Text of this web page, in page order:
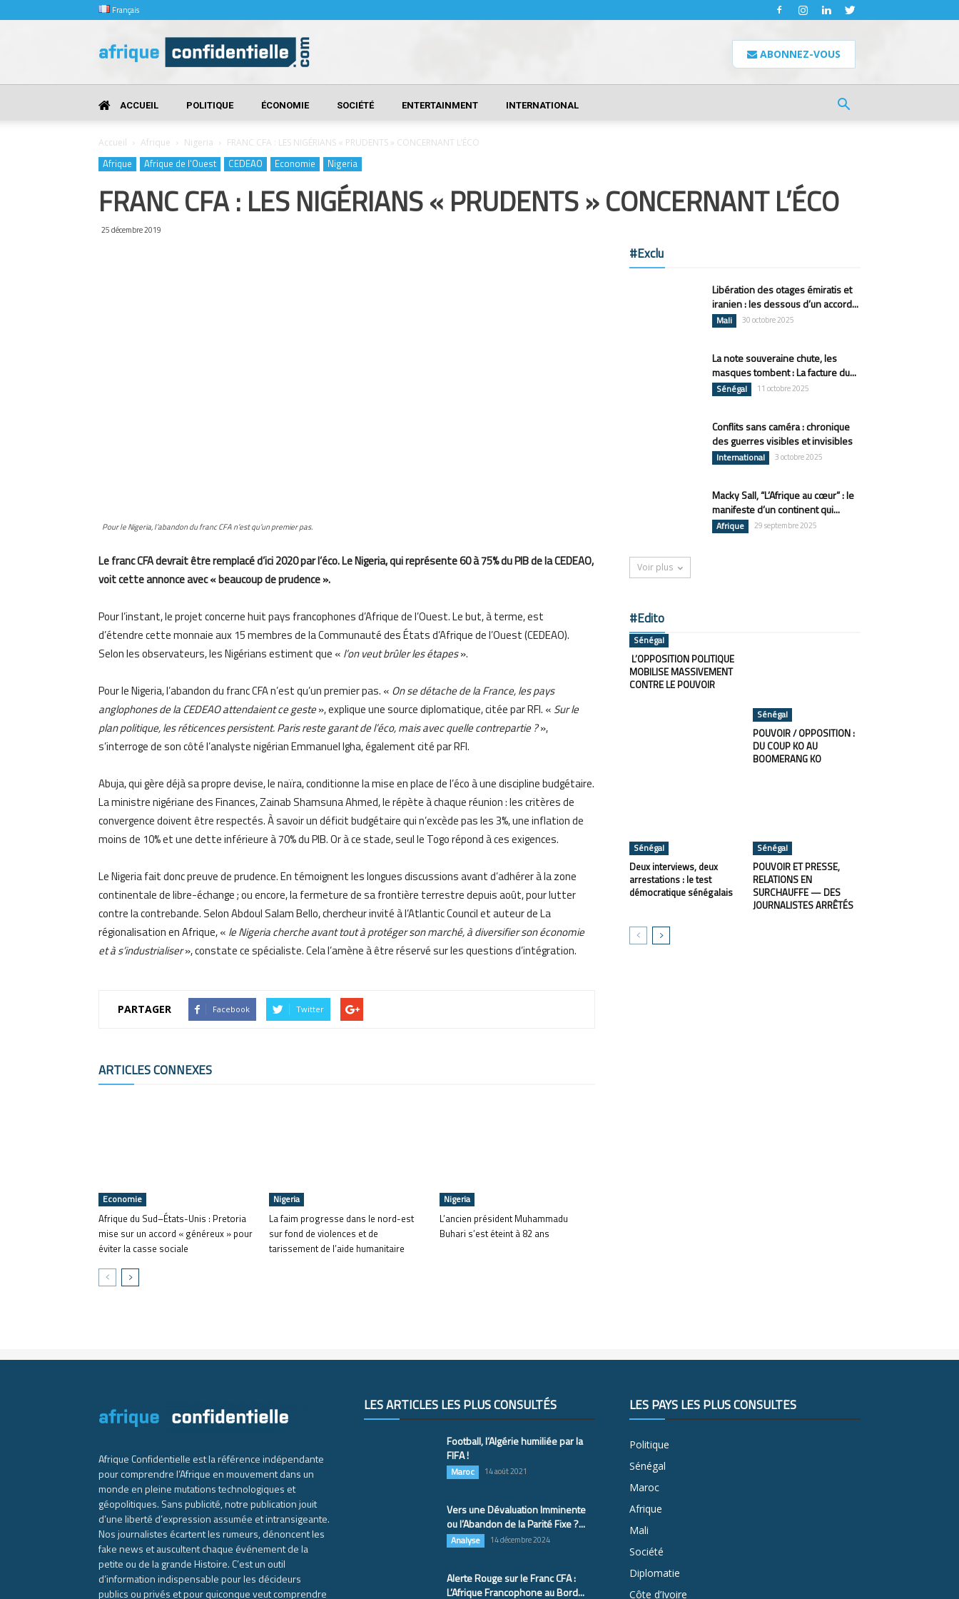
Français
Confidentielle
ABONNEZ-VOUS
ACCUEIL POLITIQUE ÉCONOMIE SOCIÉTÉ ENTERTAINMENT INTERNATIONAL
Accueil Afrique Nigeria FRANC CFA : LES NIGÉRIANS « PRUDENTS » CONCERNANT L’ÉCO
Afrique Afrique de l'Ouest CEDEAO Economie Nigeria
FRANC CFA : LES NIGÉRIANS « PRUDENTS » CONCERNANT L’ÉCO
25 décembre 2019
Pour le Nigeria, l’abandon du franc CFA n’est qu’un premier pas.
Le franc CFA devrait être remplacé d’ici 2020 par l’éco. Le Nigeria, qui représente 60 à 75% du PIB de la CEDEAO,
voit cette annonce avec « beaucoup de prudence ».
Pour l’instant, le projet concerne huit pays francophones d’Afrique de l’Ouest. Le but, à terme, est
d’étendre cette monnaie aux 15 membres de la Communauté des États d’Afrique de l’Ouest (CEDEAO).
Selon les observateurs, les Nigérians estiment que « l’on veut brûler les étapes».
Pour le Nigeria, l’abandon du franc CFA n’est qu’un premier pas. « On se détache de la France, les pays
anglophones de la CEDEAO attendaient ce geste», explique une source diplomatique, citée par RFI. « Sur le
plan politique, les réticences persistent. Paris reste garant de l’éco, mais avec quelle contrepartie ?»,
s’interroge de son côté l’analyste nigérian Emmanuel Igha, également cité par RFI.
Abuja, qui gère déjà sa propre devise, le naïra, conditionne la mise en place de l’éco à une discipline budgétaire.
La ministre nigériane des Finances, Zainab Shamsuna Ahmed, le répète à chaque réunion : les critères de
convergence doivent être respectés. À savoir un déficit budgétaire qui n’excède pas les 3%, une inflation de
moins de 10% et une dette inférieure à 70% du PIB. Or à ce stade, seul le Togo répond à ces exigences.
Le Nigeria fait donc preuve de prudence. En témoignent les longues discussions avant d’adhérer à la zone
continentale de libre-échange ; ou encore, la fermeture de sa frontière terrestre depuis août, pour lutter
contre la contrebande. Selon Abdoul Salam Bello, chercheur invité à l’Atlantic Council et auteur de La
régionalisation en Afrique, « le Nigeria cherche avant tout à protéger son marché, à diversifier son économie
et à s’industrialiser», constate ce spécialiste. Cela l’amène à être réservé sur les questions d’intégration.
PARTAGER Facebook Twitter
ARTICLES CONNEXES
Economie
Afrique du Sud–États-Unis : Pretoria
mise sur un accord « généreux » pour
éviter la casse sociale
Nigeria
La faim progresse dans le nord-est
sur fond de violences et de
tarissement de l’aide humanitaire
Nigeria
L’ancien président Muhammadu
Buhari s’est éteint à 82 ans
#Exclu
Libération des otages émiratis et
iranien : les dessous d’un accord...
Mali 30 octobre 2025
La note souveraine chute, les
masques tombent : La facture du...
Sénégal 11 octobre 2025
Conflits sans caméra : chronique
des guerres visibles et invisibles
International 3 octobre 2025
Macky Sall, “L’Afrique au cœur” : le
manifeste d’un continent qui...
Afrique 29 septembre 2025
Voir plus
#Edito
Sénégal
L’OPPOSITION POLITIQUE
MOBILISE MASSIVEMENT
CONTRE LE POUVOIR
Sénégal
POUVOIR / OPPOSITION :
DU COUP KO AU
BOOMERANG KO
Sénégal
Deux interviews, deux
arrestations : le test
démocratique sénégalais
Sénégal
POUVOIR ET PRESSE,
RELATIONS EN
SURCHAUFFE — DES
JOURNALISTES ARRÊTÉS
Afrique Confidentielle est la référence indépendante
pour comprendre l’Afrique en mouvement dans un
monde en pleine mutations technologiques et
géopolitiques. Sans publicité, notre publication jouit
d’une liberté d’expression assumée et intransigeante.
Nos journalistes écartent les rumeurs, dénoncent les
fake news et auscultent chaque événement de la
petite ou de la grande Histoire. C’est un outil
d’information indispensable pour les décideurs
publics ou privés et pour quiconque veut comprendre
LES ARTICLES LES PLUS CONSULTÉS
Football, l’Algérie humiliée par la
FIFA !
Maroc 14 août 2021
Vers une Dévaluation Imminente
ou l’Abandon de la Parité Fixe ?...
Analyse 14 décembre 2024
Alerte Rouge sur le Franc CFA :
L’Afrique Francophone au Bord...
LES PAYS LES PLUS CONSULTÉS
Politique
Sénégal
Maroc
Afrique
Mali
Société
Diplomatie
Côte d’Ivoire